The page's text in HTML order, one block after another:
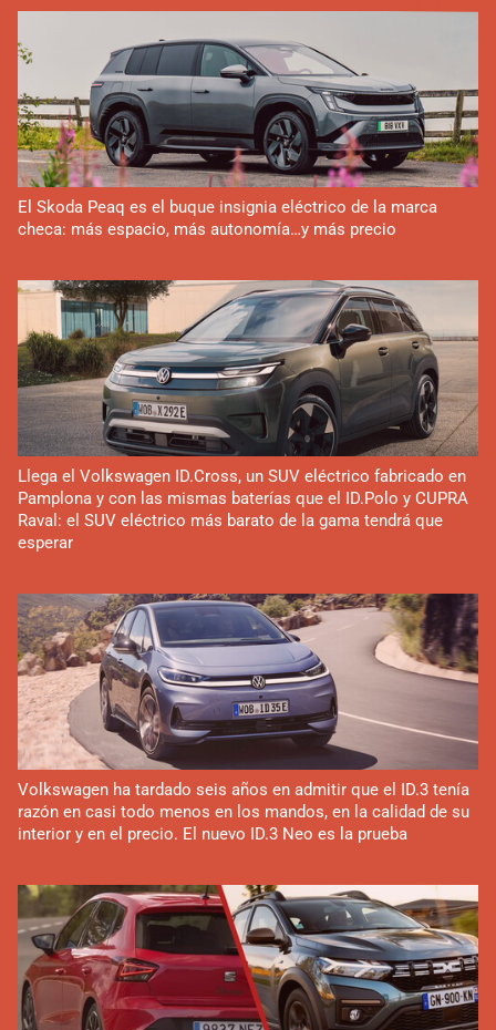
El Skoda Peaq es el buque insignia eléctrico de la marca
checa: más espacio, más autonomía…y más precio
Llega el Volkswagen ID.Cross, un SUV eléctrico fabricado en
Pamplona y con las mismas baterías que el ID.Polo y CUPRA
Raval: el SUV eléctrico más barato de la gama tendrá que
esperar
Volkswagen ha tardado seis años en admitir que el ID.3 tenía
razón en casi todo menos en los mandos, en la calidad de su
interior y en el precio. El nuevo ID.3 Neo es la prueba